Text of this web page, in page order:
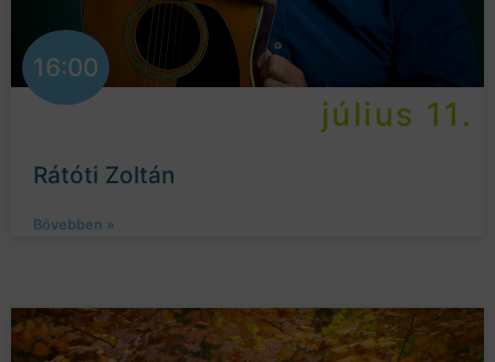
16:00
július 11.
Rátóti Zoltán
Bővebben »